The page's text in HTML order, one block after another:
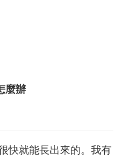
麼辦
快就能長出來的。我有